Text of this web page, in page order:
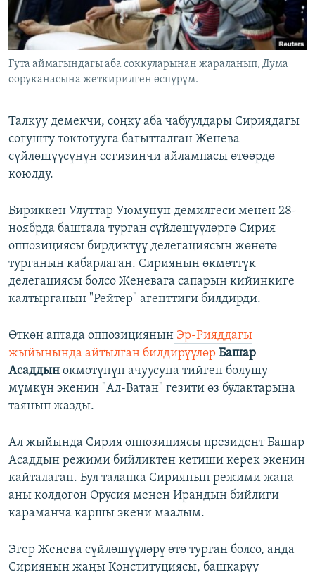
Гута аймагындагы аба соккуларынан жараланып, Дума
ооруканасына жеткирилген өспүрүм.
Талкуу демекчи, соңку аба чабуулдары Сириядагы
согушту токтотууга багытталган Женева
сүйлөшүүсүнүн сегизинчи айлампасы өтөөрдө
коюлду.
Бириккен Улуттар Уюмунун демилгеси менен 28-
ноябрда баштала турган сүйлөшүүлөргө Сирия
оппозициясы бирдиктүү делегациясын жөнөтө
турганын кабарлаган. Сириянын өкмөттүк
делегациясы болсо Женевага сапарын кийинкиге
калтырганын "Рейтер" агенттиги билдирди.
Өткөн аптада оппозициянын Эр-Рияддагы
жыйынында айтылган билдирүүлөр Башар
Асаддын өкмөтүнүн ачуусуна тийген болушу
мүмкүн экенин "Ал-Ватан" гезити өз булактарына
таянып жазды.
Ал жыйында Сирия оппозициясы президент Башар
Асаддын режими бийликтен кетиши керек экенин
кайталаган. Бул талапка Сириянын режими жана
аны колдогон Орусия менен Ирандын бийлиги
караманча каршы экени маалым.
Эгер Женева сүйлөшүүлөрү өтө турган болсо, анда
Сириянын жаңы Конституциясы, башкаруу